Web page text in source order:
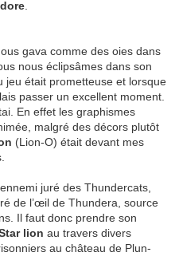
gava comme des oies dans
nous éclipsâmes dans son
jeu était prometteuse et lorsque
passer un excellent moment.
En effet les graphismes
malgré des décors plutôt
(Lion-O) était devant mes
juré des Thundercats,
de l’œil de Thundera, source
Il faut donc prendre son
lion au travers divers
au château de Plun-